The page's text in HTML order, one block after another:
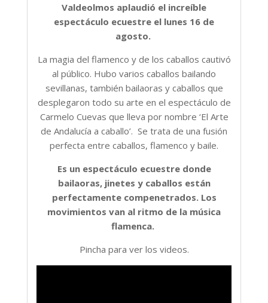
Valdeolmos aplaudió el increíble
espectáculo ecuestre el lunes 16 de
agosto.
La magia del flamenco y de los caballos cautivó
al público. Hubo varios caballos bailando
sevillanas, también bailaoras y caballos que
desplegaron todo su arte en el espectáculo de
Carmelo Cuevas que lleva por nombre ‘El Arte
de Andalucía a caballo’. Se trata de una fusión
perfecta entre caballos, flamenco y baile.
Es un espectáculo ecuestre donde
bailaoras, jinetes y caballos están
perfectamente compenetrados. Los
movimientos van al ritmo de la música
flamenca.
Pincha para ver los videos.